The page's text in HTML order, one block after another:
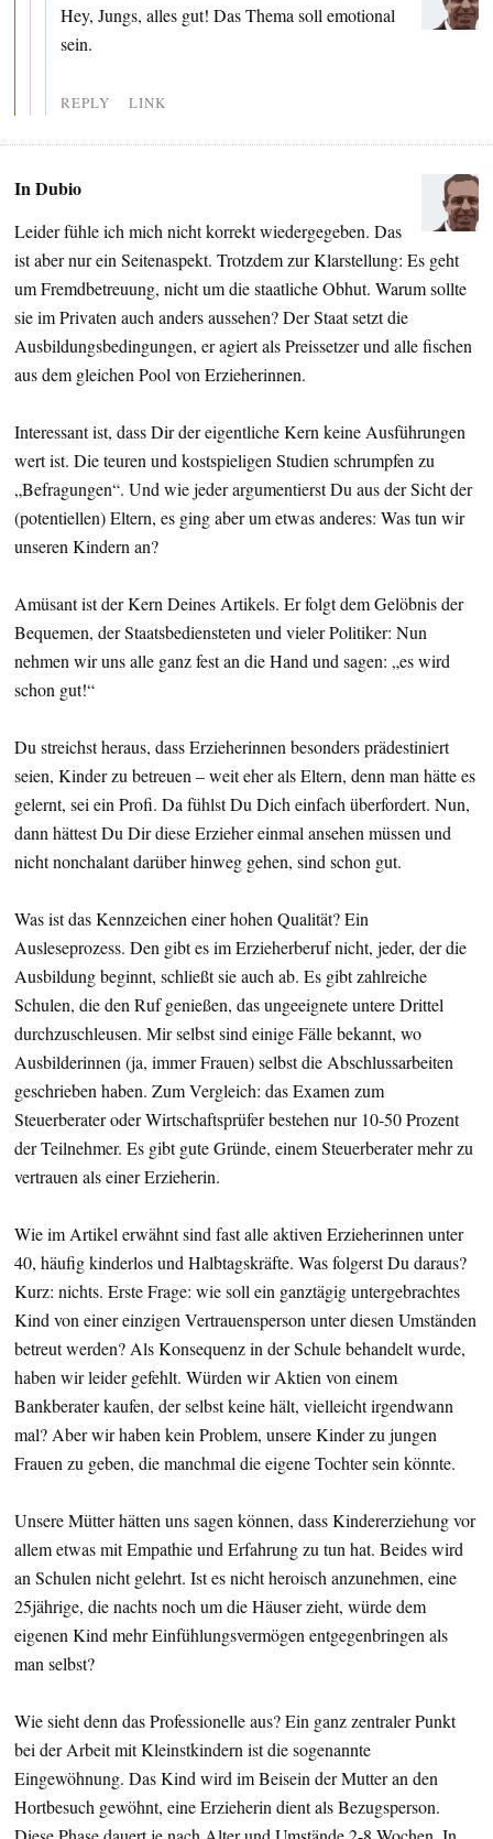
Hey, Jungs, alles gut! Das Thema soll emotional
sein.
REPLY LINK
In Dubio
Leider fühle ich mich nicht korrekt wiedergegeben. Das
ist aber nur ein Seitenaspekt. Trotzdem zur Klarstellung: Es geht
um Fremdbetreuung, nicht um die staatliche Obhut. Warum sollte
sie im Privaten auch anders aussehen? Der Staat setzt die
Ausbildungsbedingungen, er agiert als Preissetzer und alle fischen
aus dem gleichen Pool von Erzieherinnen.
Interessant ist, dass Dir der eigentliche Kern keine Ausführungen
wert ist. Die teuren und kostspieligen Studien schrumpfen zu
„Befragungen“. Und wie jeder argumentierst Du aus der Sicht der
(potentiellen) Eltern, es ging aber um etwas anderes: Was tun wir
unseren Kindern an?
Amüsant ist der Kern Deines Artikels. Er folgt dem Gelöbnis der
Bequemen, der Staatsbediensteten und vieler Politiker: Nun
nehmen wir uns alle ganz fest an die Hand und sagen: „es wird
schon gut!“
Du streichst heraus, dass Erzieherinnen besonders prädestiniert
seien, Kinder zu betreuen – weit eher als Eltern, denn man hätte es
gelernt, sei ein Profi. Da fühlst Du Dich einfach überfordert. Nun,
dann hättest Du Dir diese Erzieher einmal ansehen müssen und
nicht nonchalant darüber hinweg gehen, sind schon gut.
Was ist das Kennzeichen einer hohen Qualität? Ein
Ausleseprozess. Den gibt es im Erzieherberuf nicht, jeder, der die
Ausbildung beginnt, schließt sie auch ab. Es gibt zahlreiche
Schulen, die den Ruf genießen, das ungeeignete untere Drittel
durchzuschleusen. Mir selbst sind einige Fälle bekannt, wo
Ausbilderinnen (ja, immer Frauen) selbst die Abschlussarbeiten
geschrieben haben. Zum Vergleich: das Examen zum
Steuerberater oder Wirtschaftsprüfer bestehen nur 10-50 Prozent
der Teilnehmer. Es gibt gute Gründe, einem Steuerberater mehr zu
vertrauen als einer Erzieherin.
Wie im Artikel erwähnt sind fast alle aktiven Erzieherinnen unter
40, häufig kinderlos und Halbtagskräfte. Was folgerst Du daraus?
Kurz: nichts. Erste Frage: wie soll ein ganztägig untergebrachtes
Kind von einer einzigen Vertrauensperson unter diesen Umständen
betreut werden? Als Konsequenz in der Schule behandelt wurde,
haben wir leider gefehlt. Würden wir Aktien von einem
Bankberater kaufen, der selbst keine hält, vielleicht irgendwann
mal? Aber wir haben kein Problem, unsere Kinder zu jungen
Frauen zu geben, die manchmal die eigene Tochter sein könnte.
Unsere Mütter hätten uns sagen können, dass Kindererziehung vor
allem etwas mit Empathie und Erfahrung zu tun hat. Beides wird
an Schulen nicht gelehrt. Ist es nicht heroisch anzunehmen, eine
25jährige, die nachts noch um die Häuser zieht, würde dem
eigenen Kind mehr Einfühlungsvermögen entgegenbringen als
man selbst?
Wie sieht denn das Professionelle aus? Ein ganz zentraler Punkt
bei der Arbeit mit Kleinstkindern ist die sogenannte
Eingewöhnung. Das Kind wird im Beisein der Mutter an den
Hortbesuch gewöhnt, eine Erzieherin dient als Bezugsperson.